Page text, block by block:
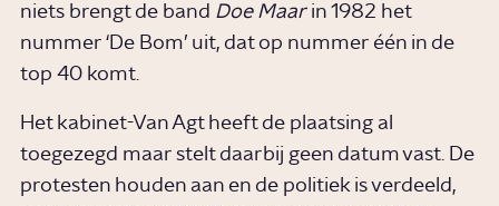
niets brengt de band Doe Maarin 1982 het
nummer ‘De Bom’ uit, dat op nummer één in de
top 40 komt.
Het kabinet-Van Agt heeft de plaatsing al
toegezegd maar stelt daarbij geen datum vast. De
protesten houden aan en de politiek is verdeeld,